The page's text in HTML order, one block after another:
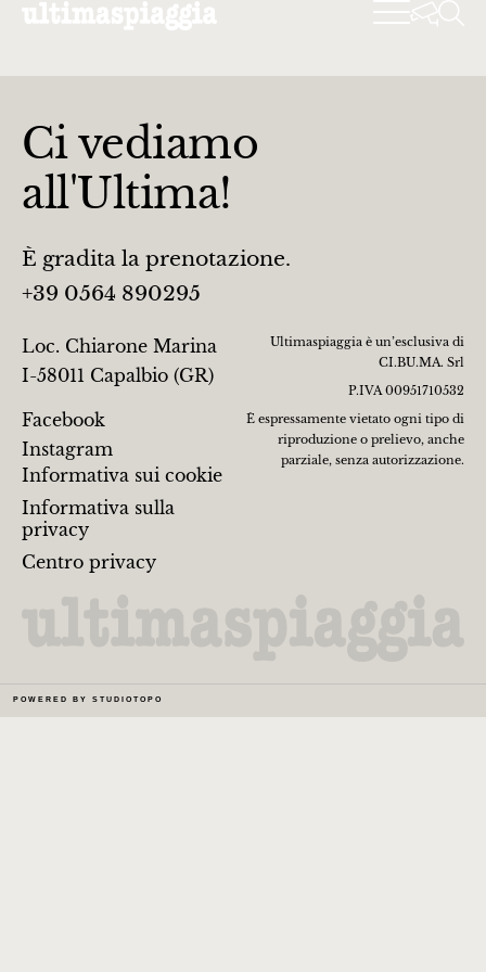
Ci vediamo
all'Ultima!
È gradita la prenotazione.
+39 0564 890295
Loc. Chiarone Marina
I-58011 Capalbio (GR)
Facebook
Instagram
Informativa sui cookie
Informativa sulla
privacy
Centro privacy
Ultimaspiaggia è un’esclusiva di
CI.BU.MA. Srl
P.IVA 00951710532
È espressamente vietato ogni tipo di
riproduzione o prelievo, anche
parziale, senza autorizzazione.
POWERED BY STUDIOTOPO